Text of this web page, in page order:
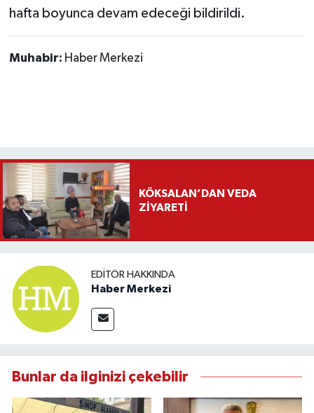
hafta boyunca devam edeceği bildirildi.
Muhabir: Haber Merkezi
KÖKSALAN’DAN VEDA
ZİYARETİ
EDITÖR HAKKINDA
Haber Merkezi
Bunlar da ilginizi çekebilir